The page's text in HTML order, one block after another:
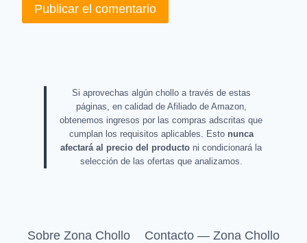
Si aprovechas algún chollo a través de estas
páginas, en calidad de Afiliado de Amazon,
obtenemos ingresos por las compras adscritas que
cumplan los requisitos aplicables. Esto nunca
afectará al precio del producto ni condicionará la
selección de las ofertas que analizamos.
Sobre Zona Chollo
Contacto — Zona Chollo